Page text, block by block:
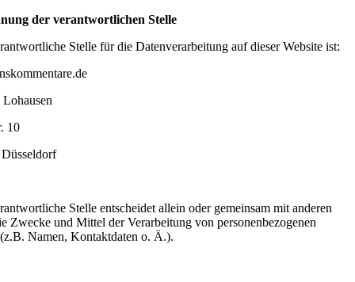
der verantwortlichen Stelle
Stelle für die Datenverarbeitung auf dieser Website ist:
10
Stelle entscheidet allein oder gemeinsam mit anderen
Zwecke und Mittel der Verarbeitung von personenbezogenen
Namen, Kontaktdaten o. Ä.).